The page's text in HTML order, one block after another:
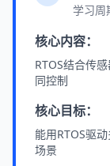
学习周
核心内容：
RTOS结合传
同控制
核心目标：
能用RTOS驱
场景